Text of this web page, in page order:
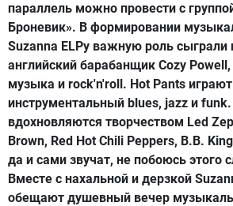
параллель можно провести с
Броневик». В формировании
Suzanna ELPy важную роль сыграли
английский барабанщик Cozy Powell,
музыка и rock'n'roll. Hot Pants играют
инструментальный blues, jazz и
вдохновляются творчеством Led
Brown, Red Hot Chili Peppers, B.B.
да и сами звучат, не побоюсь этого
Вместе с нахальной и дерзкой
обещают душевный вечер